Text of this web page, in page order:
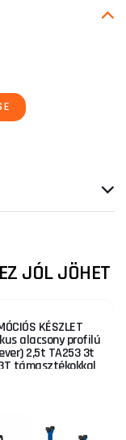
JÓL JÖHET
KÉSZLET
alacsony profilú
2,5t TA253 3t
támasztékokkal